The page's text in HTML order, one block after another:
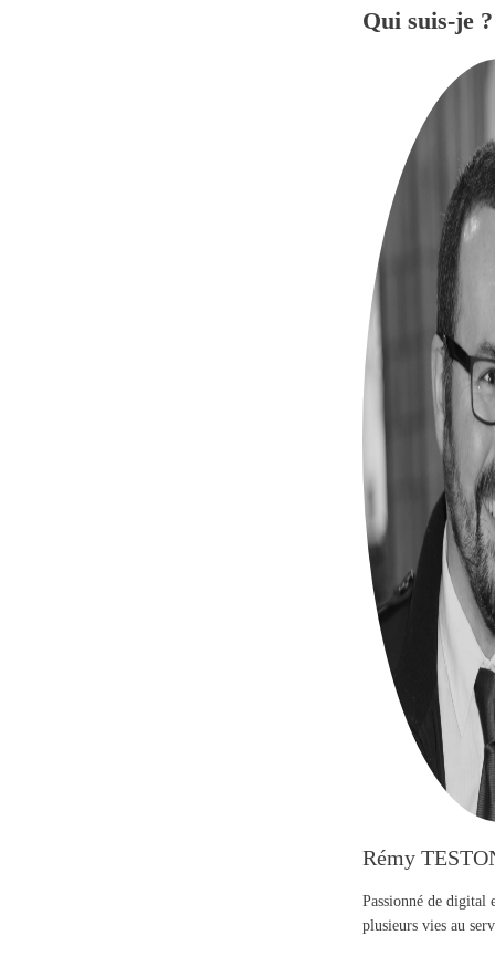
Qui suis-je ?
Rémy
Passionné de digital
plusieurs vies au